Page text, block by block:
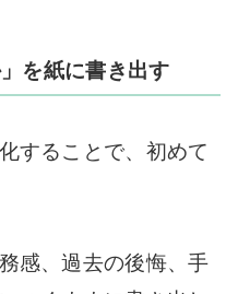
を紙に書き出す
することで、初めて
感、過去の後悔、手